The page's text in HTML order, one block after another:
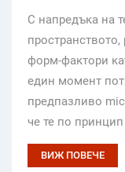
С напредъка на
форм-фактори
един момент
предпазливо
че те по
ВИЖ ПОВЕЧЕ